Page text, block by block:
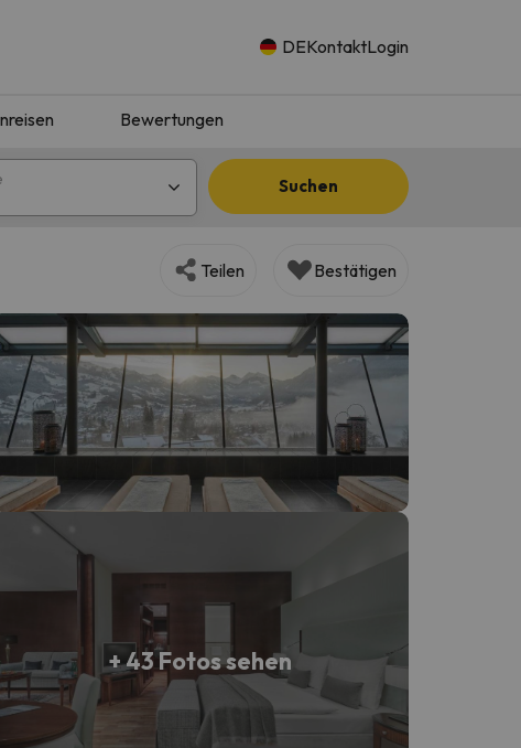
DEKontaktLogin
Bewertungen
Suchen
Teilen Bestätigen
+ 43 Fotos sehen